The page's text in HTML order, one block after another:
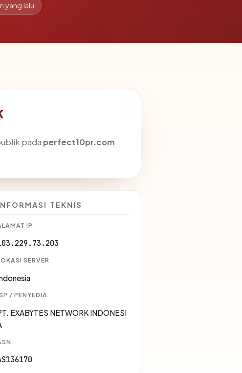
yang lalu
pada perfect10pr.com
TEKNIS
IP
SERVER
/ PENYEDIA
EXABYTES NETWORK INDONESI